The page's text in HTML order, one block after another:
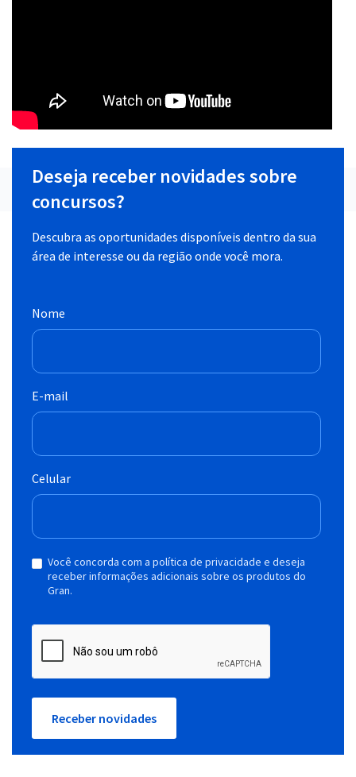
Deseja receber novidades sobre
concursos?
Descubra as oportunidades disponíveis dentro da sua
área de interesse ou da região onde você mora.
Nome
E-mail
Celular
Você concorda com a política de privacidade e deseja
receber informações adicionais sobre os produtos do
Gran.
Receber novidades